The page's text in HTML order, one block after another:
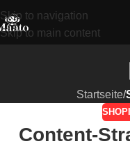
Skip to navigation
Skip to main content
Startseite/
Content-